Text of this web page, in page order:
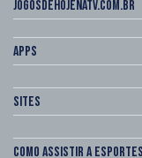
Jogosdehojenatv.com.br
Apps
Sites
Como assistir a esportes